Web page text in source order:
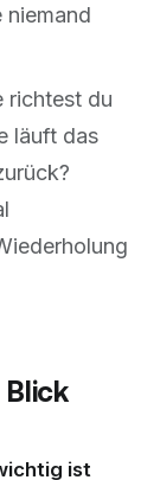
niemand
richtest du
läuft das
ist